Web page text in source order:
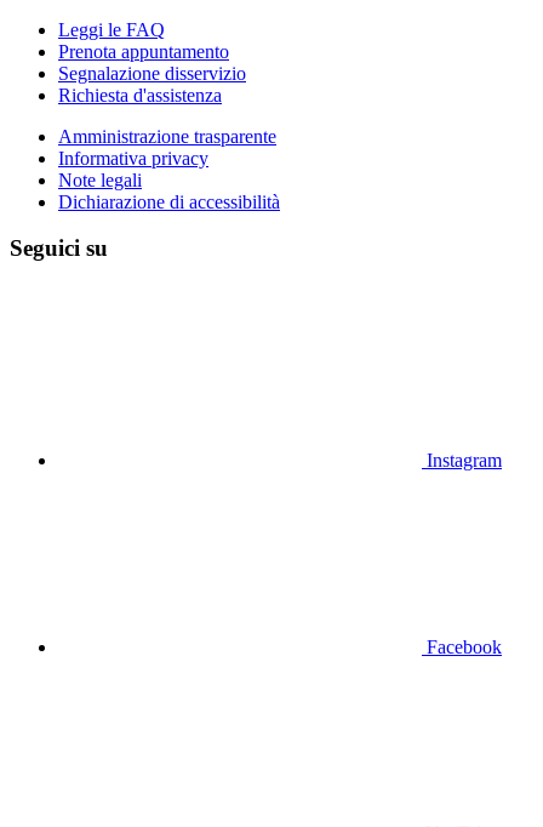
Leggi le FAQ
Prenota appuntamento
Segnalazione disservizio
Richiesta d'assistenza
Amministrazione trasparente
Informativa privacy
Note legali
Dichiarazione di accessibilità
Seguici su
Instagram
Facebook